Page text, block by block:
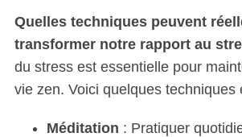
Quelles techniques peuvent
transformer notre rapport au
du stress est essentielle pour
vie zen. Voici quelques techniques
Méditation : Pratiquer